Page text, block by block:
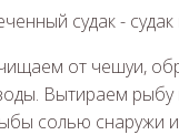
от чешуи,
Вытираем
солью снаружи